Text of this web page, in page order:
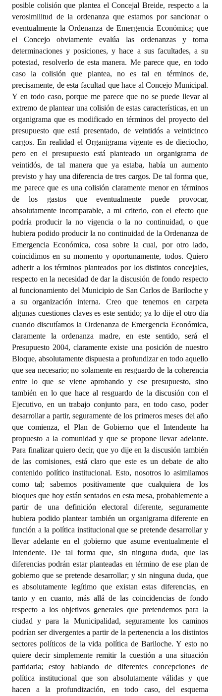
posible colisión que plantea el Concejal Breide, respecto a la
verosimilitud de la ordenanza que estamos por sancionar o
eventualmente la Ordenanza de Emergencia Económica; que
el Concejo obviamente evalúa las ordenanzas y toma
determinaciones y posiciones, y hace a sus facultades, a su
potestad, resolverlo de esta manera. Me parece que, en todo
caso la colisión que plantea, no es tal en términos de,
precisamente, de esta facultad que hace al Concejo Municipal.
Y en todo caso, porque me parece que no se puede llevar al
extremo de plantear una colisión de estas características, en un
organigrama que es modificado en términos del proyecto del
presupuesto que está presentado, de veintidós a veinticinco
cargos. En realidad el Organigrama vigente es de dieciocho,
pero en el presupuesto está planteado un organigrama de
veintidós, de tal manera que ya estaba, había un aumento
previsto y hay una diferencia de tres cargos. De tal forma que,
me parece que es una colisión claramente menor en términos
de los gastos que eventualmente puede provocar,
absolutamente incomparable, a mi criterio, con el efecto que
podría producir la no vigencia o la no continuidad, o que
hubiera podido producir la no continuidad de la Ordenanza de
Emergencia Económica, cosa sobre la cual, por otro lado,
coincidimos en su momento y oportunamente, todos. Quiero
adherir a los términos planteados por los distintos concejales,
respecto en la necesidad de dar la discusión de fondo respecto
al funcionamiento del Municipio de San Carlos de Bariloche y
a su organización interna. Creo que tenemos en carpeta
algunas cuestiones claves es este sentido; ya lo dije el otro día
cuando discutíamos la Ordenanza de Emergencia Económica,
claramente la ordenanza madre, en este sentido, será el
Presupuesto 2004, claramente existe una posición de nuestro
Bloque, absolutamente dispuesta a profundizar en todo aquello
que sea necesario; no solamente en resguardo de la coherencia
entre lo que se viene aprobando y ese presupuesto, sino
también en lo que hace al resguardo de la discusión con el
Ejecutivo, en un trabajo conjunto para, en todo caso, poder
desarrollar a partir, seguramente de los primeros meses del año
que comienza, el Plan de Gobierno que el Intendente ha
propuesto a la comunidad y que se propone llevar adelante.
Para finalizar quiero decir, que yo dije en la discusión también
de las comisiones, está claro que este es un debate de alto
contenido político institucional. Esto, nosotros lo asimilamos
como tal; sabemos positivamente que cualquiera de los
bloques que hoy están sentados en esta mesa, probablemente a
partir de una definición electoral diferente, seguramente
hubiera podido plantear también un organigrama diferente en
función a la política institucional que se pretende desarrollar y
llevar adelante en el gobierno que asume eventualmente el
Intendente. De tal forma que, sin ninguna duda, que las
diferencias podrán estar planteadas en término de ese plan de
gobierno que se pretende desarrollar; y sin ninguna duda, que
es absolutamente legítimo que existan estas diferencias, en
tanto y en cuanto, más allá de las coincidencias de fondo
respecto a los objetivos generales que pretendemos para la
ciudad y para la Municipalidad, seguramente los caminos
podrían ser divergentes a partir de la pertenencia a los distintos
sectores políticos de la vida política de Bariloche. Y esto no
quiere decir simplemente remitir la cuestión a una situación
partidaria; estoy hablando de diferentes concepciones de
política institucional que son absolutamente válidas y que
hacen a la profundización, en todo caso, del esquema